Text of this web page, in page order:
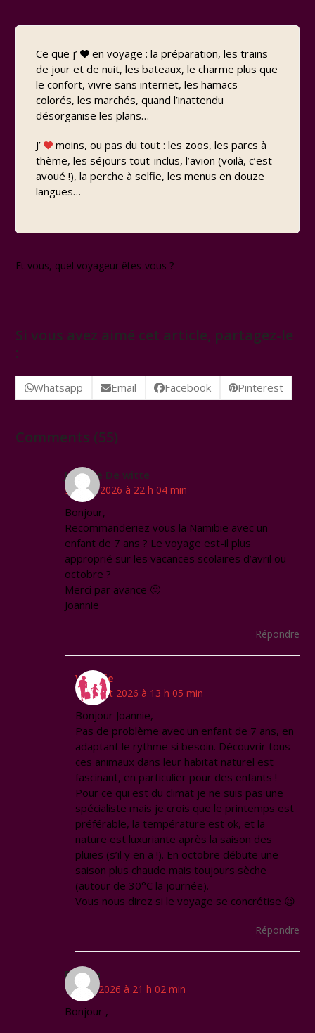
Ce que j’
en voyage : la préparation, les trains
de jour et de nuit, les bateaux, le charme plus que
le confort, vivre sans internet, les hamacs
colorés, les marchés, quand l’inattendu
désorganise les plans…
J’
moins, ou pas du tout : les zoos, les parcs à
thème, les séjours tout-inclus, l’avion (voilà, c’est
avoué !), la perche à selfie, les menus en douze
langues…
Et vous, quel voyageur êtes-vous ?
Si vous avez aimé cet article, partagez-le
:
Whatsapp Email Facebook Pinterest
Comments (55)
Joannie De witte
9 juillet 2026 à 22 h 04 min
Bonjour,
Recommanderiez vous la Namibie avec un
enfant de 7 ans ? Le voyage est-il plus
approprié sur les vacances scolaires d’avril ou
octobre ?
Merci par avance 🙂
Joannie
Répondre
Virginie
11 juillet 2026 à 13 h 05 min
Bonjour Joannie,
Pas de problème avec un enfant de 7 ans, en
adaptant le rythme si besoin. Découvrir tous
ces animaux dans leur habitat naturel est
fascinant, en particulier pour des enfants !
Pour ce qui est du climat je ne suis pas une
spécialiste mais je crois que le printemps est
préférable, la température est ok, et la
nature est luxuriante après la saison des
pluies (s’il y en a !). En octobre débute une
saison plus chaude mais toujours sèche
(autour de 30°C la journée).
Vous nous direz si le voyage se concrétise 😉
Répondre
Breton
17 mai 2026 à 21 h 02 min
Bonjour ,